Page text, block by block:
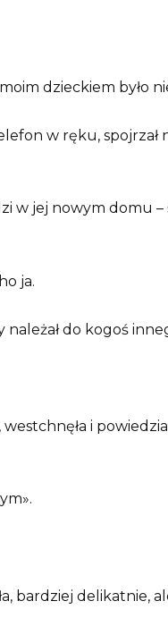
dzieckiem było
w ręku, spojrzał
w jej nowym domu
ja.
należał do kogoś
i
bardziej delikatnie,